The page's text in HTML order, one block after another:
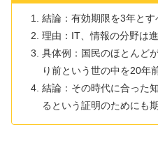
結論：有効期限を3年とす
理由：IT、情報の分野は
具体例：国民のほとんど
り前という世の中を20年
結論：その時代に合った
るという証明のためにも